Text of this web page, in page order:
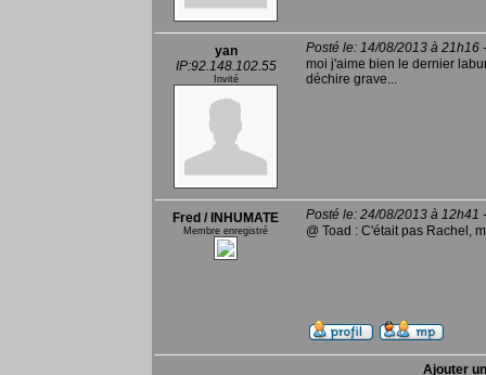
yan
IP:92.148.102.55
Invité
Posté le: 14/08/2013 à 21h16
moi j'aime bien le dernier
déchire grave...
Fred / INHUMATE
Membre enregistré
Posté le: 24/08/2013 à 12h41
@ Toad : C'était pas Rachel,
Ajouter